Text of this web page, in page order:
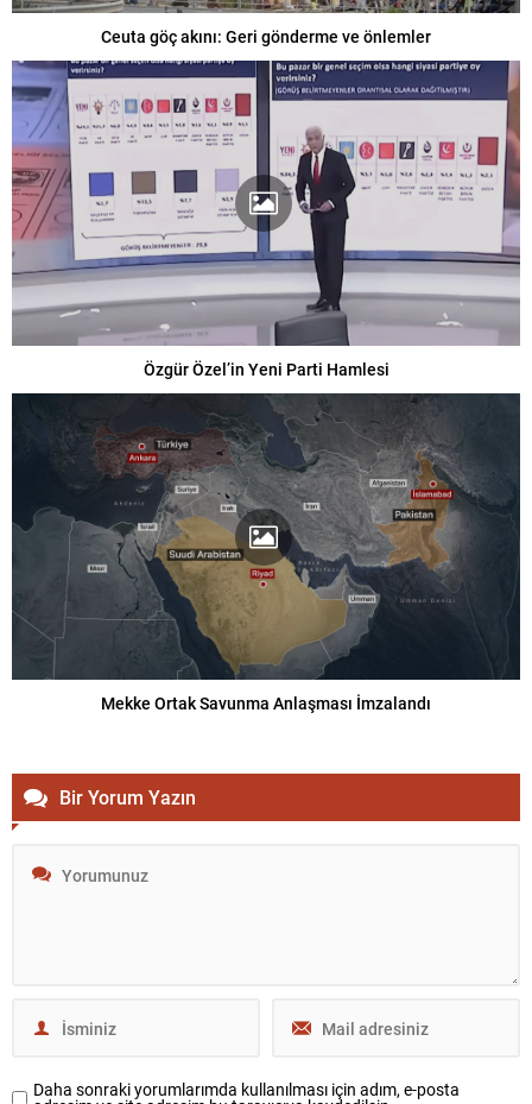
Ceuta göç akını: Geri gönderme ve önlemler
Özgür Özel’in Yeni Parti Hamlesi
Mekke Ortak Savunma Anlaşması İmzalandı
Bir Yorum Yazın
Daha sonraki yorumlarımda kullanılması için adım, e-posta